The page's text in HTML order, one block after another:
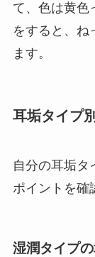
て、色は黄色
をすると、ね
ます。
耳垢タイプ
自分の耳垢タ
ポイントを確
湿潤タイプ